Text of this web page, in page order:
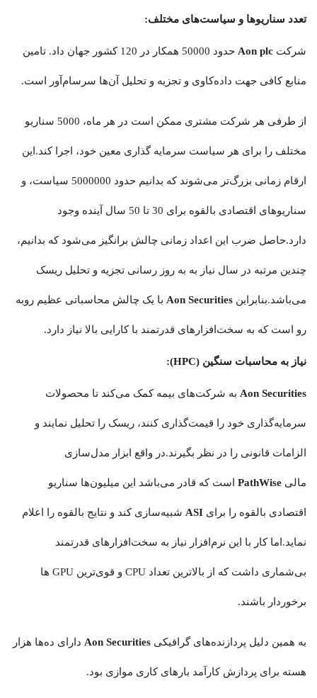
تعدد سناریوها و سیاست‌های مختلف:
شرکت Aon plc حدود 50000 همکار در 120 کشور جهان داد. تامین
منابع کافی جهت داده‌کاوی و تجزیه و تحلیل آن‌ها سرسام‌آور است.
از طرفی هر شرکت مشتری ممکن است در هر ماه، 5000 سناریو
مختلف را برای هر سیاست سرمایه گذاری معین خود، اجرا کند.این
ارقام زمانی بزرگ‌تر می‌شوند که بدانیم حدود 5000000 سیاست، و
سناریوهای اقتصادی بالقوه برای 30 تا 50 سال آینده وجود
دارد.حاصل ضرب این اعداد زمانی چالش برانگیز می‌شود که بدانیم،
چندین مرتبه در سال نیاز به به روز رسانی تجزیه و تحلیل ریسک
می‌باشد.بنابراین Aon Securities با یک چالش محاسباتی عظیم روبه
رو است که به سخت‌افزارهای قدرتمند با کارایی بالا نیاز دارد.
نیاز به محاسبات سنگین (HPC):
Aon Securities به شرکت‌های بیمه کمک می‌کند تا محصولات
سرمایه‌گذاری خود را قیمت‌گذاری کنند، ریسک را تحلیل نمایند و
الزامات قانونی را در نظر بگیرند.در واقع ابزار مدل‌سازی
مالی PathWise است که قادر می‌باشد این میلیون‌ها سناریو
اقتصادی بالقوه را برای ASI شبیه‌سازی کند و نتایج بالقوه را اعلام
نماید.اما کار با این نرم‌افزار نیاز به سخت‌افزارهای قدرتمند
بی‌شماری داشت که از بالاترین تعداد CPU و قوی‌ترین GPU ها
برخوردار باشند.
به همین دلیل پردازنده‌های گرافیکی Aon Securities دارای ده‌ها هزار
هسته برای پردازش کارآمد بارهای کاری موازی بود.